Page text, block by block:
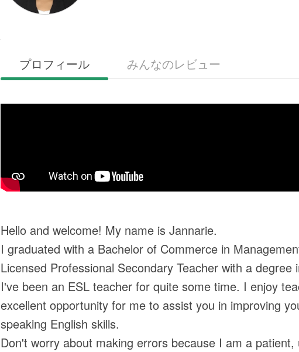
プロフィール みんなのレビュー
Hello and welcome! My name is Jannarie.
I graduated with a Bachelor of Commerce in
Licensed Professional Secondary Teacher with a degree
I've been an ESL teacher for quite some time. I enjoy
excellent opportunity for me to assist you in improving
speaking English skills.
Don't worry about making errors because I am a